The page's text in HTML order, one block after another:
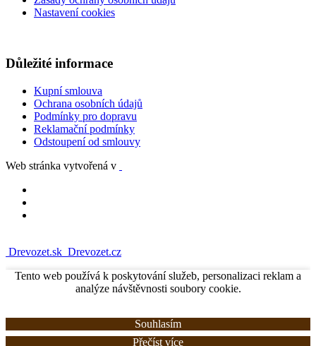
Nastavení cookies
Důležité informace
Kupní smlouva
Ochrana osobních údajů
Podmínky pro dopravu
Reklamační podmínky
Odstoupení od smlouvy
Web stránka vytvořená v
Drevozet.sk Drevozet.cz
Tento web používá k poskytování služeb, personalizaci reklam a
analýze návštěvnosti soubory cookie.
Souhlasím
Přečíst více